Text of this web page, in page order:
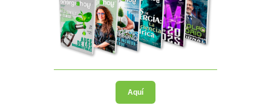
Aquí